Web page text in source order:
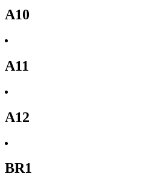
A10
A11
A12
BR1